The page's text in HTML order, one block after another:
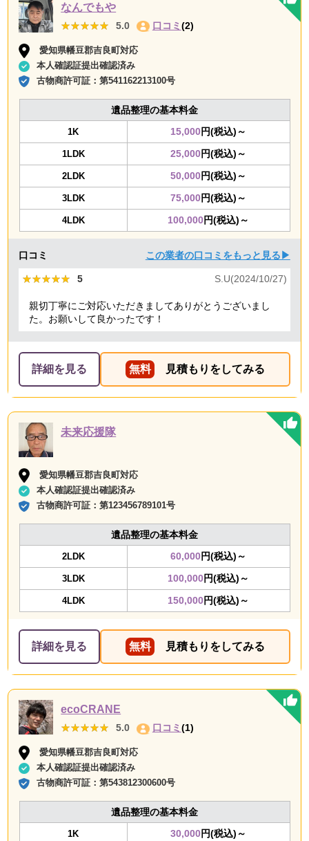
なんでもや
★★★★★
★★★★★ 5.0 口コミ (2)
愛知県幡豆郡吉良町対応
本人確認証提出確認済み
古物商許可証：第541162213100号
遺品整理の基本料金
1K 15,000円(税込)～
1LDK 25,000円(税込)～
2LDK 50,000円(税込)～
3LDK 75,000円(税込)～
4LDK 100,000円(税込)～
口コミ この業者の口コミをもっと見る▶
★★★★★
★★★★★ 5 S.U(2024/10/27)
親切丁寧にご対応いただきましてありがとうございまし
た。お願いして良かったです！
詳細を見る 無料 見積もりをしてみる
未来応援隊
愛知県幡豆郡吉良町対応
本人確認証提出確認済み
古物商許可証：第123456789101号
遺品整理の基本料金
2LDK 60,000円(税込)～
3LDK 100,000円(税込)～
4LDK 150,000円(税込)～
詳細を見る 無料 見積もりをしてみる
ecoCRANE
★★★★★
★★★★★ 5.0 口コミ(1)
愛知県幡豆郡吉良町対応
本人確認証提出確認済み
古物商許可証：第543812300600号
遺品整理の基本料金
1K 30,000円(税込)～